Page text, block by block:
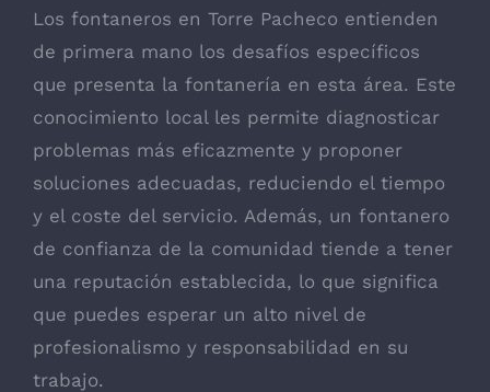
Los fontaneros en Torre Pacheco entienden
de primera mano los desafíos específicos
que presenta la fontanería en esta área. Este
conocimiento local les permite diagnosticar
problemas más eficazmente y proponer
soluciones adecuadas, reduciendo el tiempo
y el coste del servicio. Además, un fontanero
de confianza de la comunidad tiende a tener
una reputación establecida, lo que significa
que puedes esperar un alto nivel de
profesionalismo y responsabilidad en su
trabajo.